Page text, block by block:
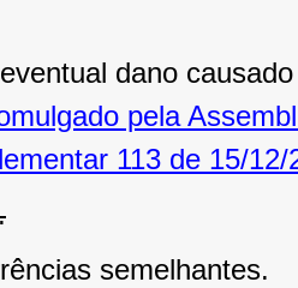
dano
pela
113 de 15/12/
semelhantes.